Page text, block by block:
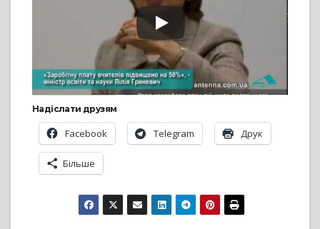
Надіслати друзям
Facebook Telegram Друк
Більше